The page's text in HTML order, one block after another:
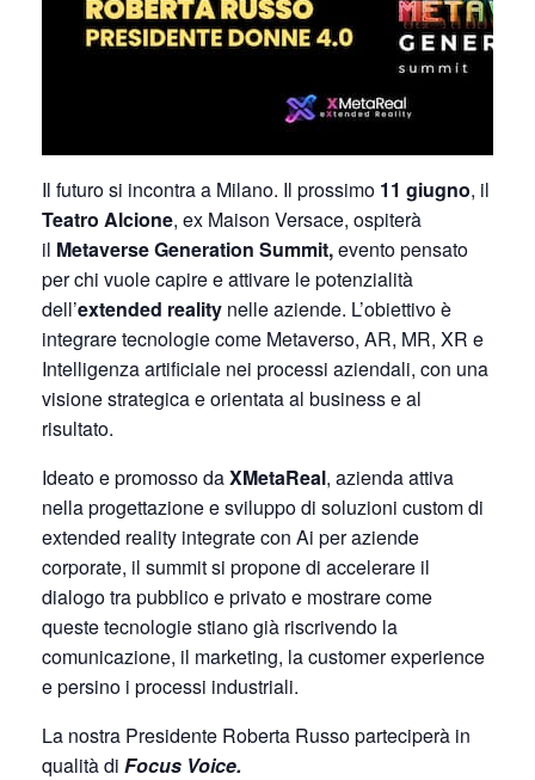
Il futuro si incontra a Milano. Il prossimo 11 giugno, il
Teatro Alcione, ex Maison Versace, ospiterà
il Metaverse Generation Summit,evento pensato
per chi vuole capire e attivare le potenzialità
dell’extended reality nelle aziende. L’obiettivo è
integrare tecnologie come Metaverso, AR, MR, XR e
Intelligenza artificiale nei processi aziendali, con una
visione strategica e orientata al business e al
risultato.
Ideato e promosso daXMetaReal, azienda attiva
nella progettazione e sviluppo di soluzioni custom di
extended reality integrate con Ai per aziende
corporate, il summit si propone di accelerare il
dialogo tra pubblico e privato e mostrare come
queste tecnologie stiano già riscrivendo la
comunicazione, il marketing, la customer experience
e persino i processi industriali.
La nostra Presidente Roberta Russo parteciperà in
qualità di Focus Voice.